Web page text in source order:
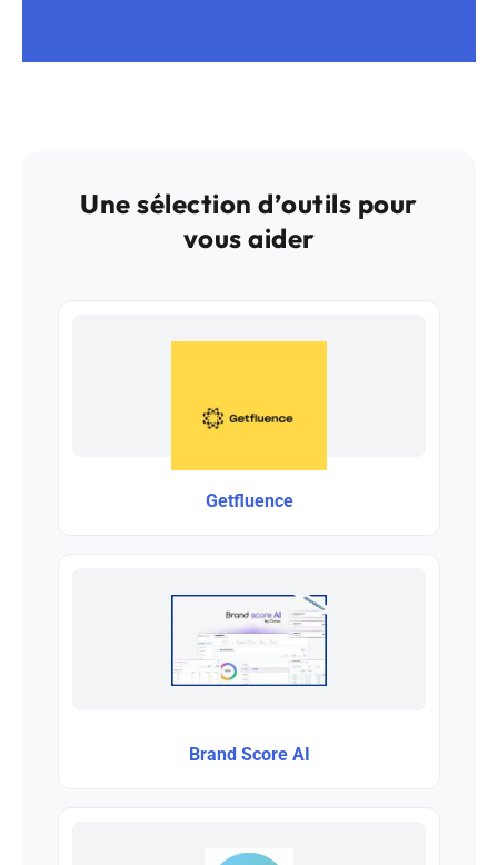
Une sélection d’outils pour
vous aider
Getfluence
Brand Score AI